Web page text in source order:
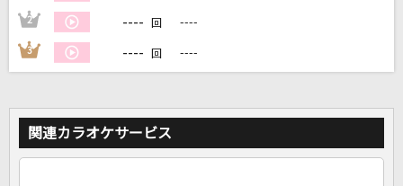
2 ---- 回 ----
3 ---- 回 ----
関連カラオケサービス